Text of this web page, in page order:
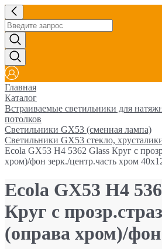
Главная
Каталог
Встраиваемые светильники для
потолков
Светильники GX53 (сменная лампа)
Светильники GX53 стекло,
Ecola GX53 H4 5362 Glass Круг с
хром)/фон зерк./центр.часть хром
Ecola GX53 H4
Круг с
(оправа хром)/